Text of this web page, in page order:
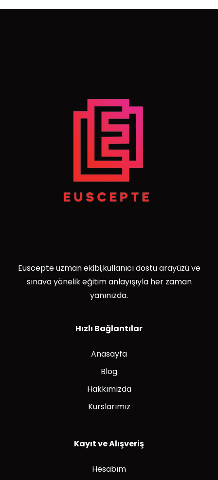
Euscepte uzman ekibi,kullanıcı dostu arayüzü ve
sınava yönelik eğitim anlayışıyla her zaman
yanınızda.
Hızlı Bağlantılar
Anasayfa
Blog
Hakkımızda
Kurslarımız
Kayıt ve Alışveriş
Hesabım